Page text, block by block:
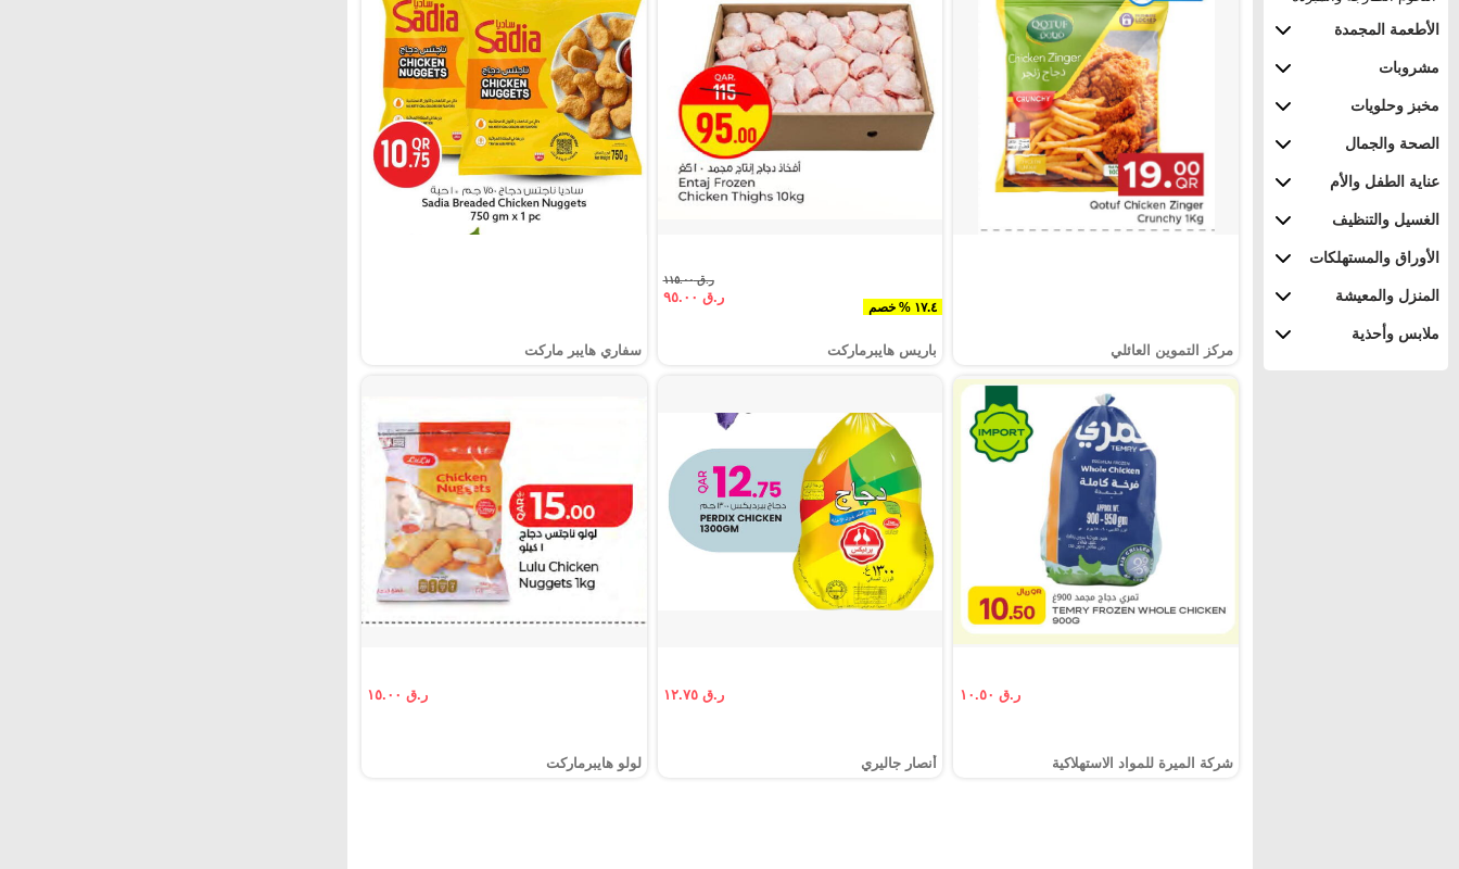
الأطعمة المجمدة
مشروبات
مخبز وحلويات
الصحة والجمال
عناية الطفل والأم
الغسيل والتنظيف
الأوراق والمستهلكات
المنزل والمعيشة
ملابس وأحذية
مركز التموين العائلي
١٧.٤ % خصم
ر.ق ١١٥.٠٠
ر.ق ٩٥.٠٠
باريس هايبرماركت سفاري هايبر ماركت
ر.ق ١٠.٥٠
شركة الميرة للمواد الاستهلاكية
ر.ق ١٢.٧٥
أنصار جاليري
ر.ق ١٥.٠٠
لولو هايبرماركت